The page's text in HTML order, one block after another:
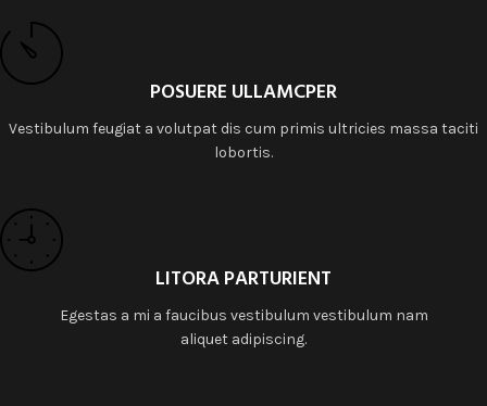
POSUERE ULLAMCPER
Vestibulum feugiat a volutpat dis cum primis ultricies massa taciti
lobortis.
LITORA PARTURIENT
Egestas a mi a faucibus vestibulum vestibulum nam
aliquet adipiscing.